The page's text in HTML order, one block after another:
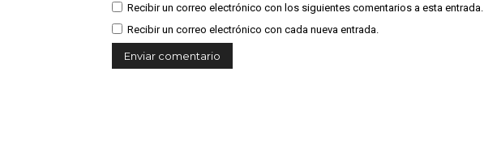
Recibir un correo electrónico con los siguientes comentarios a esta entrada.
Recibir un correo electrónico con cada nueva entrada.